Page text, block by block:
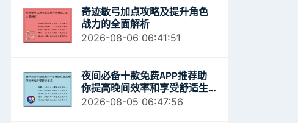
奇迹敏弓加点攻略及提升角色
战力的全面解析
2026-08-06 06:41:51
夜间必备十款免费APP推荐助
你提高晚间效率和享受舒适生
活
2026-08-05 06:47:56